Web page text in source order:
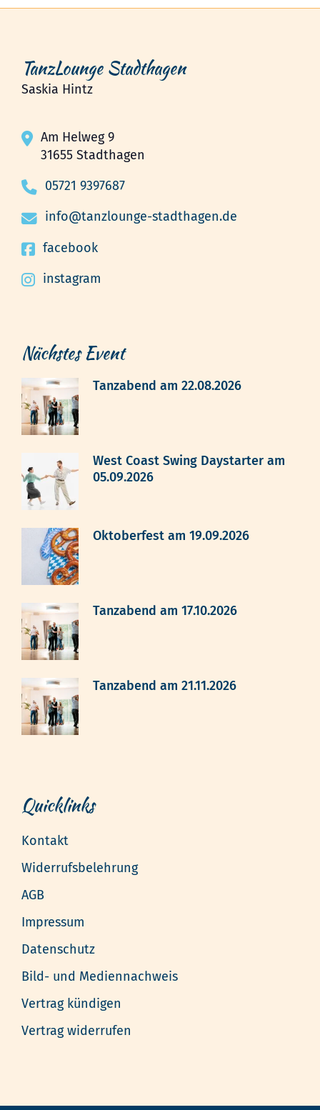
TanzLounge Stadthagen
Saskia Hintz
Am Helweg 9
31655 Stadthagen
05721 9397687
info@tanzlounge-stadthagen.de
facebook
instagram
Nächstes Event
Tanzabend am 22.08.2026
West Coast Swing Daystarter am
05.09.2026
Oktoberfest am 19.09.2026
Tanzabend am 17.10.2026
Tanzabend am 21.11.2026
Quicklinks
Kontakt
Widerrufsbelehrung
AGB
Impressum
Datenschutz
Bild- und Mediennachweis
Vertrag kündigen
Vertrag widerrufen